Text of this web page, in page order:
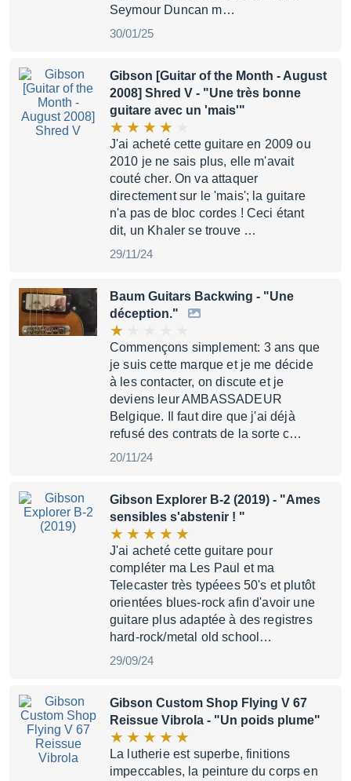
Seymour Duncan m…
30/01/25
Gibson [Guitar of the Month - August
2008] Shred V - "Une très bonne
guitare avec un 'mais'"
J'ai acheté cette guitare en 2009 ou
2010 je ne sais plus, elle m'avait
couté cher. On va attaquer
directement sur le 'mais'; la guitare
n'a pas de bloc cordes ! Ceci étant
dit, un Khaler se trouve …
29/11/24
Baum Guitars Backwing - "Une
déception."
Commençons simplement: 3 ans que
je suis cette marque et je me décide
à les contacter, on discute et je
deviens leur AMBASSADEUR
Belgique. Il faut dire que j'ai déjà
refusé des contrats de la sorte c…
20/11/24
Gibson Explorer B-2 (2019) - "Ames
sensibles s'abstenir ! "
J'ai acheté cette guitare pour
compléter ma Les Paul et ma
Telecaster très typéees 50's et plutôt
orientées blues-rock afin d'avoir une
guitare plus adaptée à des registres
hard-rock/metal old school…
29/09/24
Gibson Custom Shop Flying V 67
Reissue Vibrola - "Un poids plume"
La lutherie est superbe, finitions
impeccables, la peinture du corps en